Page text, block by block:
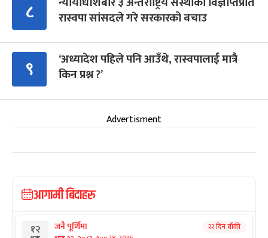
८
रास्वपा सांसदले गरे सरकारको बचाउ
९
‘अध्यादेश पहिले पनि आउँथे, रास्वपालाई मात्रै
किन प्रश्न ?’
Advertisment
आगामी बिदाहरु
१२ जनै पूर्णिमा २२ दिन बाँकी